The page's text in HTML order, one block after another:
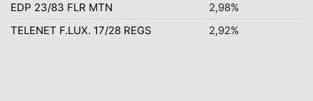
EDP 23/83 FLR MTN
2,98%
TELENET F.LUX. 17/28 REGS
2,92%